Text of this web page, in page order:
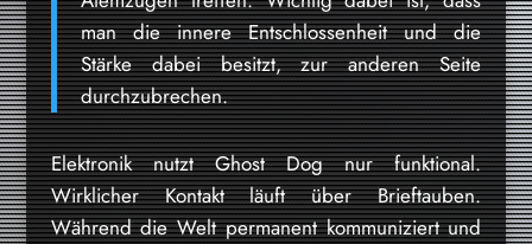
man die innere Entschlossenheit und die
Stärke dabei besitzt, zur anderen Seite
durchzubrechen.
Elektronik nutzt Ghost Dog nur funktional.
Wirklicher Kontakt läuft über Brieftauben.
Während die Welt permanent kommuniziert und